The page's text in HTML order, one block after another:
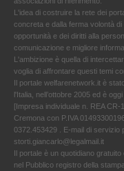
L'idea di costruire la rete dei
concreta e dalla ferma volontà
opportunità e dei diritti alla
comunicazione e migliore
L'ambizione è quella di
voglia di affrontare questi temi
Il portale welfarenetwork.it è
l'Italia, nell’ottobre 2005 ed è
[Impresa individuale n. REA
Cremona con P.IVA
0372.453429 . E-mail di servizio
storti.giancarlo@legalmail.it
Il portale è un quotidiano
nel Pubblico registro della